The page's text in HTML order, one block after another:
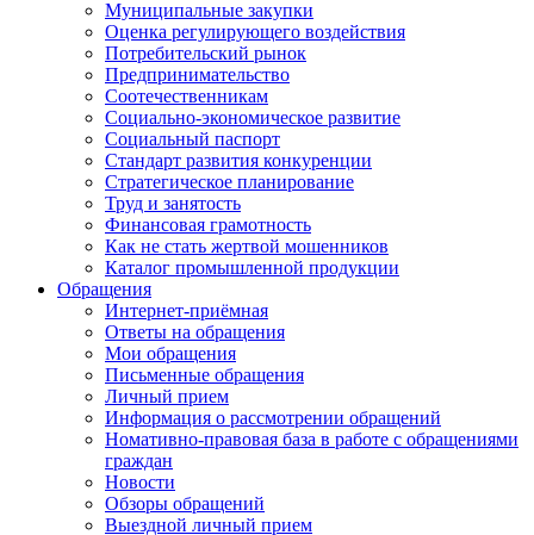
Муниципальные закупки
Оценка регулирующего воздействия
Потребительский рынок
Предпринимательство
Соотечественникам
Социально-экономическое развитие
Социальный паспорт
Стандарт развития конкуренции
Стратегическое планирование
Труд и занятость
Финансовая грамотность
Как не стать жертвой мошенников
Каталог промышленной продукции
Обращения
Интернет-приёмная
Ответы на обращения
Мои обращения
Письменные обращения
Личный прием
Информация о рассмотрении обращений
Номативно-правовая база в работе с обращениями
граждан
Новости
Обзоры обращений
Выездной личный прием